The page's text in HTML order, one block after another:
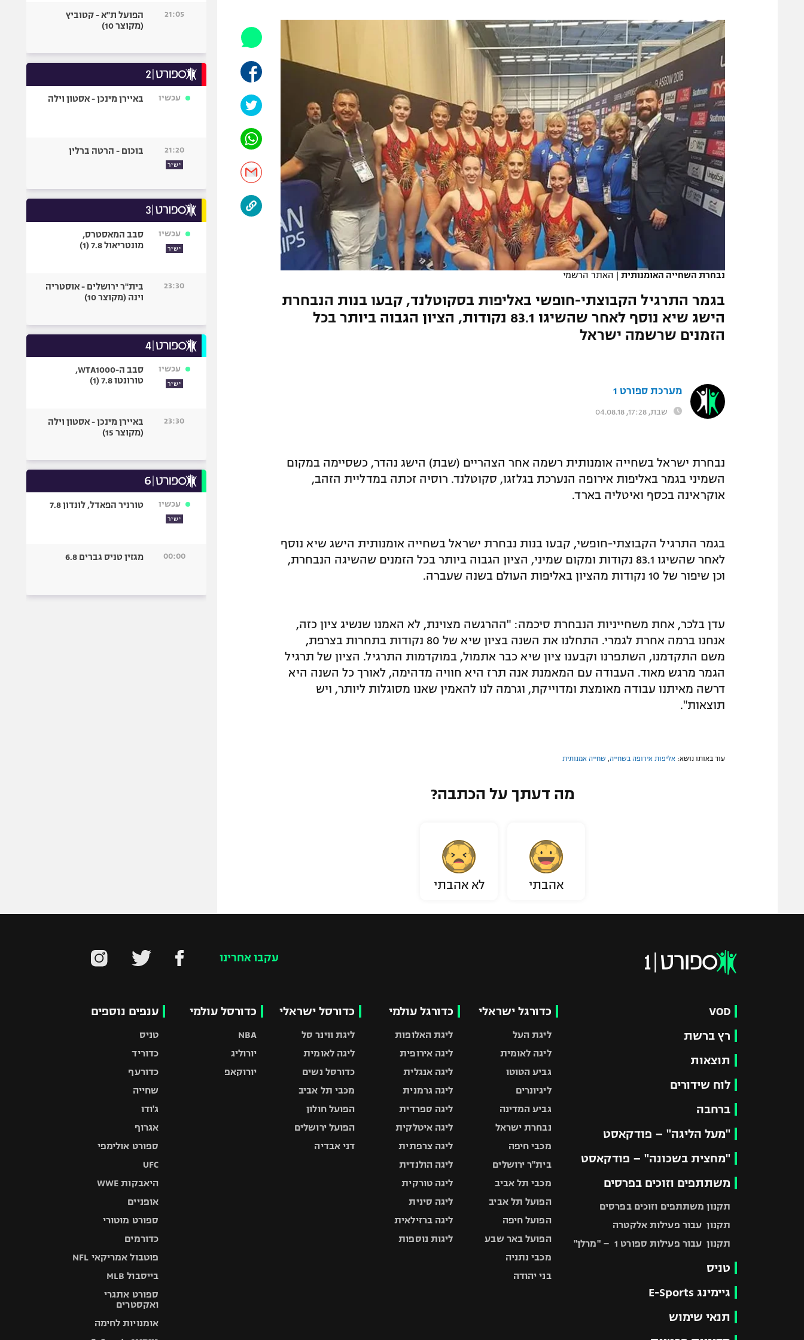
תקנון משתתפים וזוכים בפרסים
תקנון עבור פעילות אלקטרה
תקנון עבור פעילות ספורט 1 – "מרלן"
טניס
גיימינג E-Sports
תנאי שימוש
מדיניות פרטיות
תקנון פעילות ספורט 1
רשיון להקרנה פומבית לבית עסק
הצטרפות לחבילת הערוצים
המגזין
הפועל תל אביב
הפועל חיפה
הפועל באר שבע
מכבי נתניה
בני יהודה
ליגה סינית
ליגה ברזילאית
אופניים
כדורמים
פוטבול אמריקאי NFL
נבחרת השחייה האומנותית | האתר הרשמי
בגמר התרגיל הקבוצתי-חופשי באליפות בסקוטלנד, קבעו בנות הנבחרת
הישג שיא נוסף לאחר שהשיגו 83.1 נקודות, הציון הגבוה ביותר בכל
הזמנים שרשמה ישראל
מערכת ספורט 1
שבת, 17:28, 04.08.18
נבחרת ישראל בשחייה אומנותית רשמה אחר הצהריים (שבת) הישג נהדר, כשסיימה במקום
השמיני בגמר באליפות אירופה הנערכת בגלזגו, סקוטלנד. רוסיה זכתה במדליית הזהב,
אוקראינה בכסף ואיטליה בארד.
בגמר התרגיל הקבוצתי-חופשי, קבעו בנות נבחרת ישראל בשחייה אומנותית הישג שיא נוסף
לאחר שהשיגו 83.1 נקודות ומקום שמיני, הציון הגבוה ביותר בכל הזמנים שהשיגה הנבחרת,
וכן שיפור של 10 נקודות מהציון באליפות העולם בשנה שעברה.
עדן בלכר, אחת משחייניות הנבחרת סיכמה: "ההרגשה מצוינת, לא האמנו שנשיג ציון כזה,
אנחנו ברמה אחרת לגמרי. התחלנו את השנה בציון שיא של 80 נקודות בתחרות בצרפת,
משם התקדמנו, השתפרנו וקבענו ציון שיא כבר אתמול, במוקדמות התרגיל. הציון של תרגיל
הגמר מרגש מאוד. העבודה עם המאמנת אנה תרז היא חוויה מדהימה, לאורך כל השנה היא
דרשה מאיתנו עבודה מאומצת ומדוייקת, וגרמה לנו להאמין שאנו מסוגלות ליותר, ויש
תוצאות".
עוד באותו נושא: אליפות אירופה בשחייה שחייה אמנותית
מה דעתך על הכתבה?
אהבתי לא אהבתי
21:05
הפועל ת"א - קטוביץ
(מקוצר 10)
עכשיו באיירן מינכן - אסטון וילה
21:20
ישיר
בוכום - הרטה ברלין
עכשיו
ישיר
סבב המאסטרס,
מונטריאול 7.8 (1)
23:30
בית"ר ירושלים - אוסטריה
וינה (מקוצר 10)
עכשיו
ישיר
סבב ה-WTA1000,
טורונטו 7.8 (1)
23:30
באיירן מינכן - אסטון וילה
(מקוצר 15)
עכשיו
ישיר
טורניר הפאדל, לונדון 7.8
00:00 מגזין טניס גברים 6.8
עקבו אחרינו
VOD
רץ ברשת
תוצאות
לוח שידורים
ברחבה
"מעל הליגה" – פודקאסט
"מחצית בשכונה" – פודקאסט
משתתפים וזוכים בפרסים
תקנון משתתפים וזוכים בפרסים
תקנון עבור פעילות אלקטרה
תקנון עבור פעילות ספורט 1 – "מרלן"
טניס
גיימינג E-Sports
תנאי שימוש
כדורגל ישראלי
ליגת העל
ליגה לאומית
גביע הטוטו
ליגיונרים
גביע המדינה
נבחרת ישראל
מכבי חיפה
בית"ר ירושלים
מכבי תל אביב
הפועל תל אביב
הפועל חיפה
הפועל באר שבע
מכבי נתניה
בני יהודה
כדורגל עולמי
ליגת האלופות
ליגה אירופית
ליגה אנגלית
ליגה גרמנית
ליגה ספרדית
ליגה איטלקית
ליגה צרפתית
ליגה הולנדית
ליגה טורקית
ליגה סינית
ליגה ברזילאית
ליגות נוספות
כדורסל ישראלי
ליגת ווינר סל
ליגה לאומית
כדורסל נשים
מכבי תל אביב
הפועל חולון
הפועל ירושלים
דני אבדיה
כדורסל עולמי
NBA
יורוליג
יורוקאפ
ענפים נוספים
טניס
כדוריד
כדורעף
שחייה
ג'ודו
אגרוף
ספורט אולימפי
UFC
היאבקות WWE
אופניים
ספורט מוטורי
כדורמים
פוטבול אמריקאי NFL
בייסבול MLB
ספורט אתגרי
ואקסטרים
אומנויות לחימה